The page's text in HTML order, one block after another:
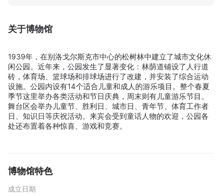
关于博物馆
1939年，在别洛戈尔斯克市中心的松树林中建立了城市文化休
闲公园。近年来，公园发生了显著变化：林荫道铺设了人行道
砖，体育场、篮球场和排球场进行了改建，并安装了综合运动
设施。公园内设有14个适合儿童和成人的游乐项目。整个春夏
季节这里举办各类活动和节日庆典，周末则有儿童游乐节目。
舞台区会举办儿童节、胜利日、城市日、青年节、体育工作者
日、知识日等庆祝活动。来宾会受到童话人物的欢迎，公园各
处还布置着各种惊喜、游戏和竞赛。
博物馆特色
成立日期